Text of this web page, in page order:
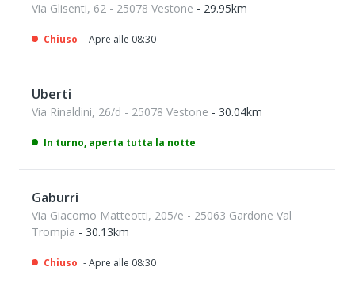
Via Glisenti, 62 - 25078 Vestone - 29.95km
Chiuso - Apre alle 08:30
Uberti
Via Rinaldini, 26/d - 25078 Vestone - 30.04km
In turno, aperta tutta la notte
Gaburri
Via Giacomo Matteotti, 205/e - 25063 Gardone Val
Trompia - 30.13km
Chiuso - Apre alle 08:30